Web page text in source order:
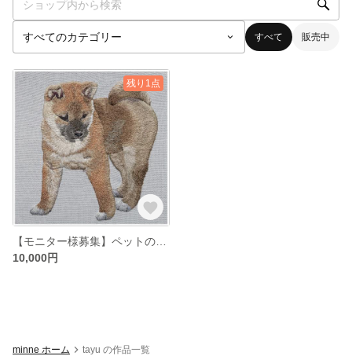
すべて 販売中
残り1点
10,000円
minne ホーム tayu の作品一覧